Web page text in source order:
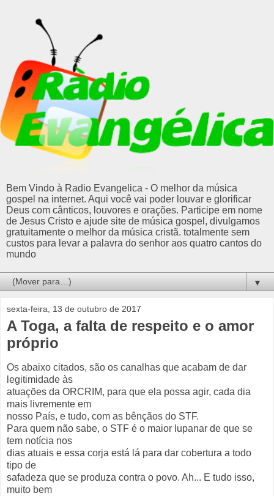
Bem Vindo à Radio Evangelica - O melhor da música
gospel na internet. Aqui você vai poder louvar e glorificar
Deus com cânticos, louvores e orações. Participe em nome
de Jesus Cristo e ajude site de música gospel, divulgamos
gratuitamente o melhor da música cristã. totalmente sem
custos para levar a palavra do senhor aos quatro cantos do
mundo
▼
sexta-feira, 13 de outubro de 2017
A Toga, a falta de respeito e o amor
próprio
Os abaixo citados, são os canalhas que acabam de dar
legitimidade às
atuações da ORCRIM, para que ela possa agir, cada dia
mais livremente em
nosso País, e tudo, com as bênçãos do STF.
Para quem não sabe, o STF é o maior lupanar de que se
tem notícia nos
dias atuais e essa corja está lá para dar cobertura a todo
tipo de
safadeza que se produza contra o povo. Ah... E tudo isso,
muito bem